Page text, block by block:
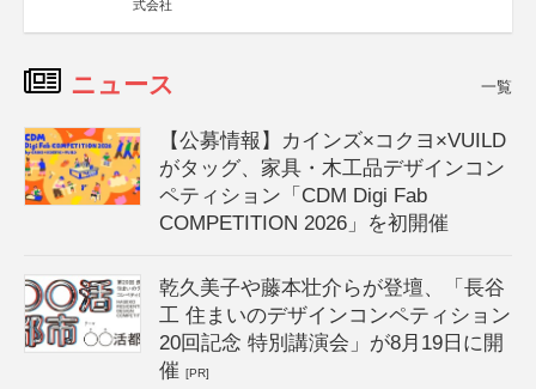
式会社
ニュース 一覧
【公募情報】カインズ×コクヨ×VUILD
がタッグ、家具・木工品デザインコン
ペティション「CDM Digi Fab
COMPETITION 2026」を初開催
乾久美子や藤本壮介らが登壇、「長谷
工 住まいのデザインコンペティション
20回記念 特別講演会」が8月19日に開
催[PR]